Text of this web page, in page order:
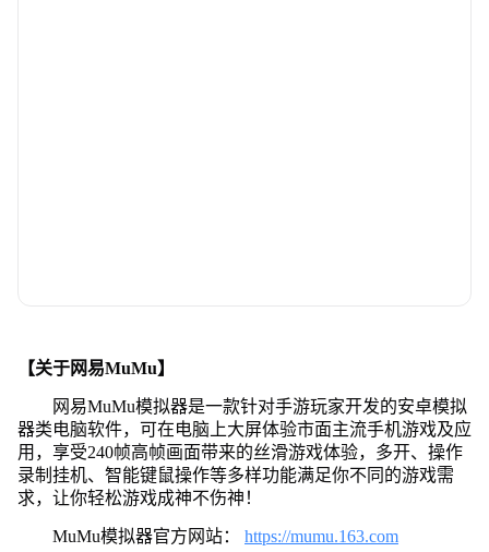
【关于网易MuMu】
网易MuMu模拟器是一款针对手游玩家开发的安卓模拟
器类电脑软件，可在电脑上大屏体验市面主流手机游戏及应
用，享受240帧高帧画面带来的丝滑游戏体验，多开、操作
录制挂机、智能键鼠操作等多样功能满足你不同的游戏需
求，让你轻松游戏成神不伤神！
MuMu模拟器官方网站： https://mumu.163.com